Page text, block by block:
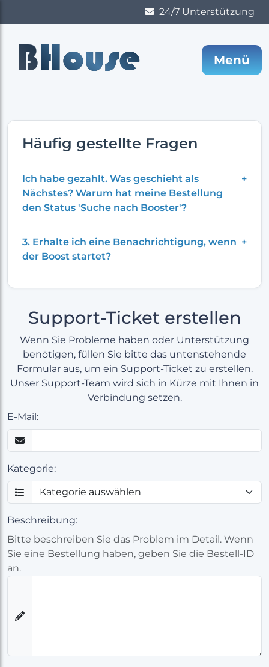
24/7 Unterstützung
BHouse Menü
Häufig gestellte Fragen
Ich habe gezahlt. Was geschieht als
Nächstes? Warum hat meine Bestellung
den Status 'Suche nach Booster'?
+
3. Erhalte ich eine Benachrichtigung, wenn
der Boost startet?
+
Support-Ticket erstellen
Wenn Sie Probleme haben oder Unterstützung
benötigen, füllen Sie bitte das untenstehende
Formular aus, um ein Support-Ticket zu erstellen.
Unser Support-Team wird sich in Kürze mit Ihnen in
Verbindung setzen.
E-Mail:
Kategorie:
Beschreibung:
Bitte beschreiben Sie das Problem im Detail. Wenn
Sie eine Bestellung haben, geben Sie die Bestell-ID
an.